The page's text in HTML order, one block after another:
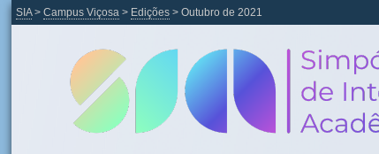
SIA>Campus Viçosa > Edições > Outubro de 2021